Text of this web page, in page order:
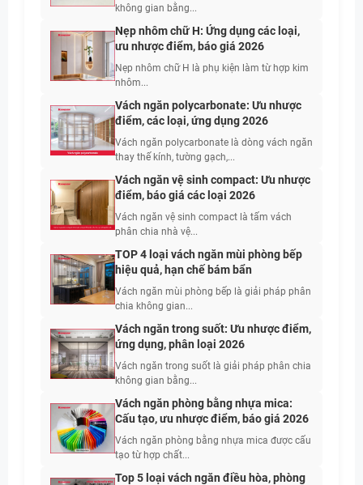
không gian bằng...
Nẹp nhôm chữ H: Ứng dụng các loại,
ưu nhược điểm, báo giá 2026
Nẹp nhôm chữ H là phụ kiện làm từ hợp kim
nhôm...
Vách ngăn polycarbonate: Ưu nhược
điểm, các loại, ứng dụng 2026
Vách ngăn polycarbonate là dòng vách ngăn
thay thế kính, tường gạch,...
Vách ngăn vệ sinh compact: Ưu nhược
điểm, báo giá các loại 2026
Vách ngăn vệ sinh compact là tấm vách
phân chia nhà vệ...
TOP 4 loại vách ngăn mùi phòng bếp
hiệu quả, hạn chế bám bẩn
Vách ngăn mùi phòng bếp là giải pháp phân
chia không gian...
Vách ngăn trong suốt: Ưu nhược điểm,
ứng dụng, phân loại 2026
Vách ngăn trong suốt là giải pháp phân chia
không gian bằng...
Vách ngăn phòng bằng nhựa mica:
Cấu tạo, ưu nhược điểm, báo giá 2026
Vách ngăn phòng bằng nhựa mica được cấu
tạo từ hợp chất...
Top 5 loại vách ngăn điều hòa, phòng